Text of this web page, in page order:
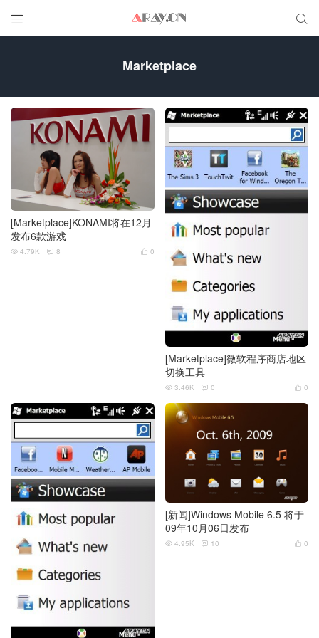
 
Marketplace
[Marketplace]KONAMI将在12月
发布6款游戏
 0
 4.79K  8
[Marketplace]微软程序商店地区
切换工具
 0
 3.46K  0
[新闻]Windows Mobile 6.5 将于
09年10月06日发布
 0
 4.95K  10